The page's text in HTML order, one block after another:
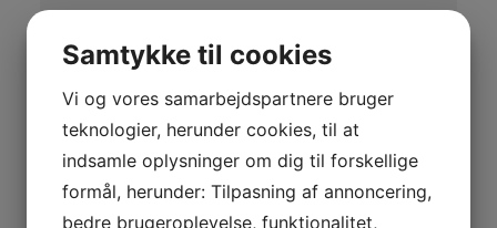
For både damer og herrer er træningstiderne tirsdag og
fredag kl. 09.30-11.00.
Kontingent:
Et årskontigent koster kr. 100.
Formand:
Samtykke til cookies
Vi og vores samarbejdspartnere bruger
teknologier, herunder cookies, til at
indsamle oplysninger om dig til forskellige
formål, herunder: Tilpasning af annoncering,
bedre brugeroplevelse, funktionalitet,